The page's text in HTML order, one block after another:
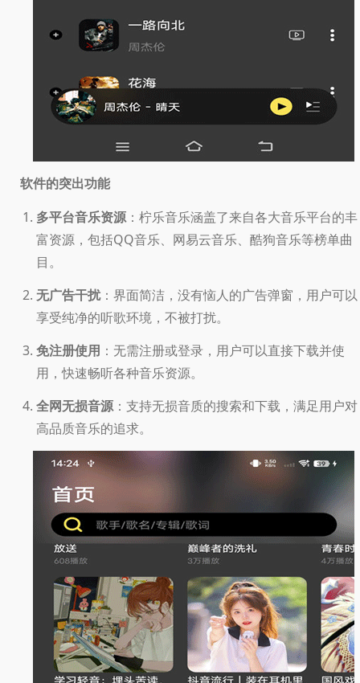
软件的突出功能
多平台音乐资源：柠乐音乐涵盖了来自各大音乐平台的丰
富资源，包括QQ音乐、网易云音乐、酷狗音乐等榜单曲
目。
无广告干扰：界面简洁，没有恼人的广告弹窗，用户可以
享受纯净的听歌环境，不被打扰。
免注册使用 ：无需注册或登录，用户可以直接下载并使
用，快速畅听各种音乐资源。
全网无损音源：支持无损音质的搜索和下载，满足用户对
高品质音乐的追求。